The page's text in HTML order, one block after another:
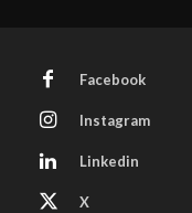
Facebook
Instagram
Linkedin
X